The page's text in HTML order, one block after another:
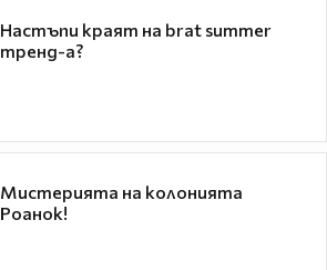
Настъпи краят на brat summer
тренд-а?
Мистерията на колонията
Роанок!